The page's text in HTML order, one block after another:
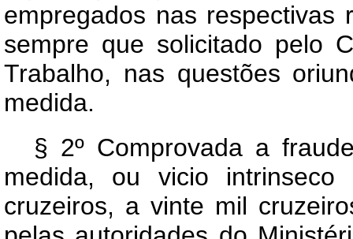
empregados nas
sempre que solicitado pelo
Trabalho, nas questões
medida.
§ 2º Comprovada a
medida, ou vicio
cruzeiros, a vinte mil